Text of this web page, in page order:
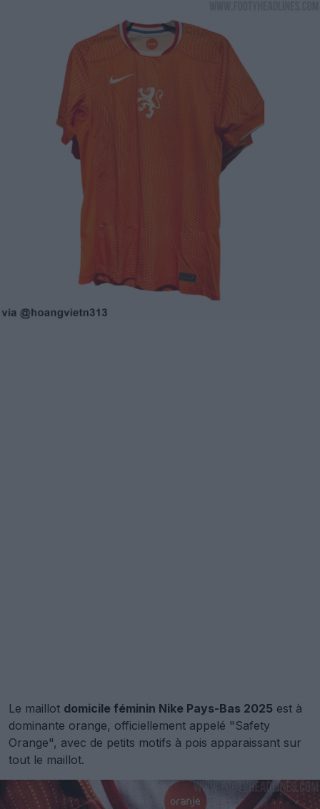
Le maillot domicile féminin Nike Pays-Bas 2025 est à
dominante orange, officiellement appelé "Safety
Orange", avec de petits motifs à pois apparaissant sur
tout le maillot.